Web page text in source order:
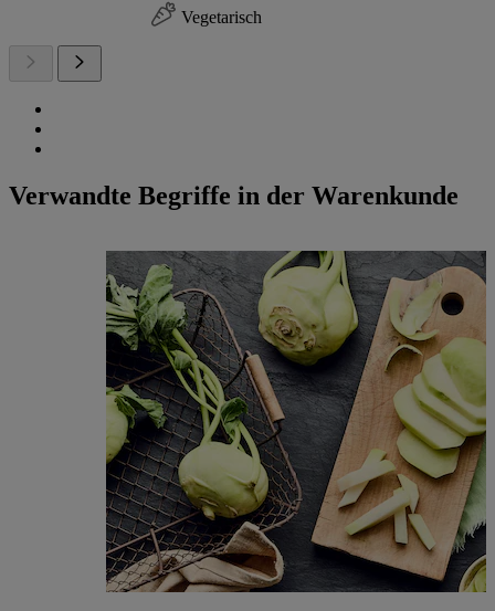
Vegetarisch
Verwandte Begriffe in der Warenkunde